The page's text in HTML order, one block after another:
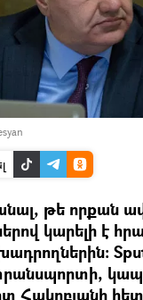
թե որքան
կարելի է
Հակոբյանի